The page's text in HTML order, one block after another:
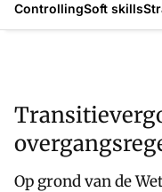
ControllingSoft skills
Op grond van de